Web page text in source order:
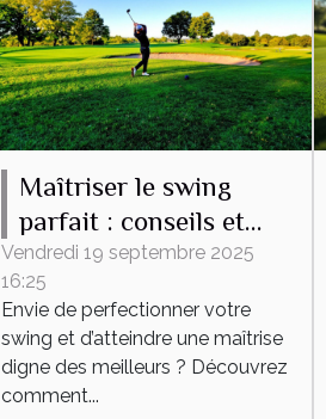
Maîtriser le swing
parfait : conseils et
techniques
Vendredi 19 septembre 2025
16:25
Envie de perfectionner votre
swing et d’atteindre une maîtrise
digne des meilleurs ? Découvrez
comment...